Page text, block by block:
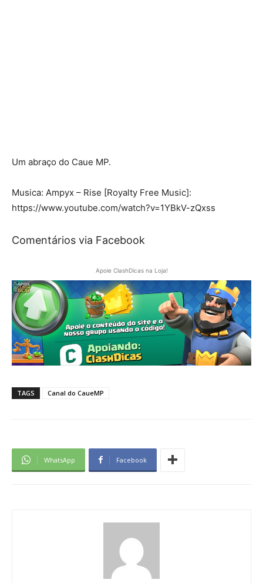
Um abraço do Caue MP.
Musica: Ampyx – Rise [Royalty Free Music]:
https://www.youtube.com/watch?v=1YBkV-zQxss
Comentários via Facebook
Apoie ClashDicas na Loja!
TAGS Canal do CaueMP
WhatsApp Facebook